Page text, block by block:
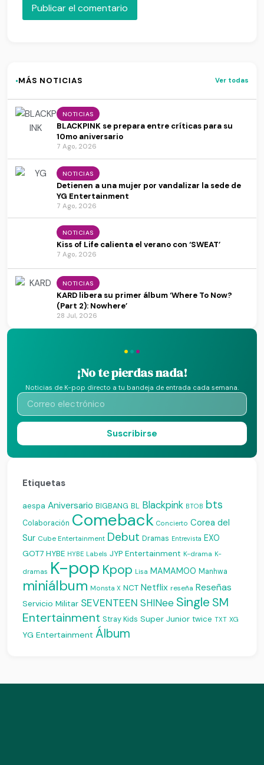
·MÁS NOTICIAS Ver todas
NOTICIAS
BLACKPINK se prepara entre críticas para su
10mo aniversario
7 Ago, 2026
NOTICIAS
Detienen a una mujer por vandalizar la sede de
YG Entertainment
7 Ago, 2026
NOTICIAS
Kiss of Life calienta el verano con ‘SWEAT’
7 Ago, 2026
NOTICIAS
KARD libera su primer álbum ‘Where To Now?
(Part 2): Nowhere’
28 Jul, 2026
···
¡No te pierdas nada!
Noticias de K-pop directo a tu bandeja de entrada cada semana.
Suscribirse
Etiquetas
aespa Aniversario BIGBANG BL Blackpink BTOB bts
Colaboración Comeback Concierto Corea del
Sur Cube Entertainment Debut Dramas Entrevista EXO
GOT7 HYBE HYBE Labels JYP Entertainment K-drama K-
dramas K-pop Kpop Lisa MAMAMOO Manhwa
miniálbum Monsta X NCT Netflix reseña Reseñas
Servicio Militar SEVENTEEN SHINee Single SM
Entertainment Stray Kids Super Junior twice TXT XG
YG Entertainment Álbum